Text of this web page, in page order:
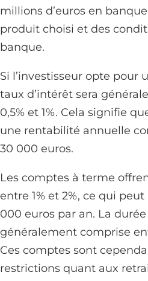
millions d’euros en
produit choisi et des
banque.
Si l’investisseur opte pour
taux d’intérêt sera
0,5% et 1%. Cela signifie
une rentabilité annuelle
30 000 euros.
Les comptes à terme
entre 1% et 2%, ce qui
000 euros par an. La
généralement comprise
Ces comptes sont
restrictions quant aux